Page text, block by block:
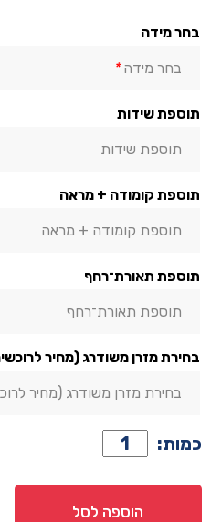
בחר מידה
בחר מידה*
תוספת שידות
תוספת שידות
תוספת קומודה + מראה
תוספת קומודה + מראה
תוספת תאורת־רחף
תוספת תאורת־רחף
בחירת מזרן משודרג (מחיר
בחירת מזרן משודרג (מחיר
כמות: כמות
של
מיטה
דגם
הוספה לסל